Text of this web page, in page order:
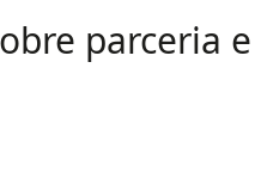
parceria e